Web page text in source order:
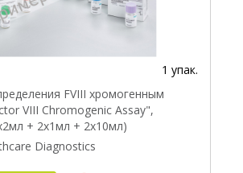
1 упак.
FVIII хромогенным
VIII Chromogenic Assay",
+ 2x1мл + 2x10мл)
Diagnostics